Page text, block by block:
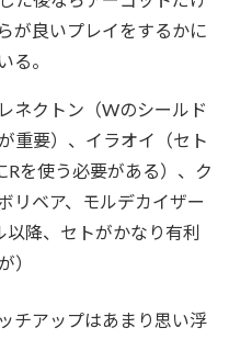
が良いプレイをするかに
る。
ネクトン（Wのシールド
重要）、イラオイ（セト
Rを使う必要がある）、ク
リベア、モルデカイザー
以降、セトがかなり有利
）
チアップはあまり思い浮